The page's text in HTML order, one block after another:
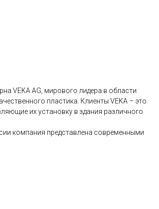
VEKA AG, мирового лидера в области
пластика. Клиенты VEKA – это
их установку в здания различного
компания представлена современными